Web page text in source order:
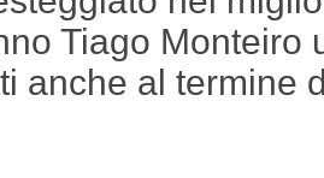
Tiago Monteiro
anche al termine